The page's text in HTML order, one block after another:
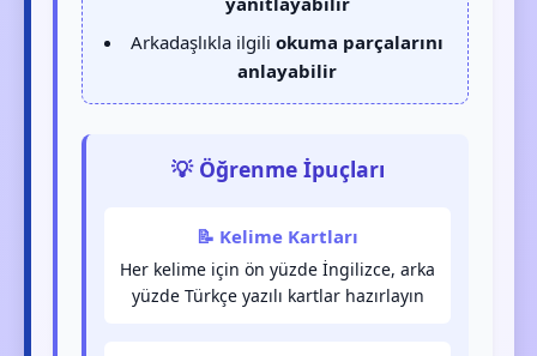
Arkadaşlıkla ilgiliokuma parçalarını
anlayabilir
💡 Öğrenme İpuçları
📝 Kelime Kartları
Her kelime için ön yüzde İngilizce, arka
yüzde Türkçe yazılı kartlar hazırlayın